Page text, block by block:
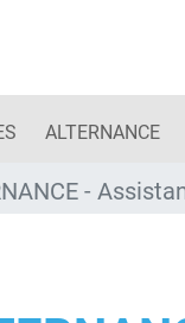
ALTERNANCE
-